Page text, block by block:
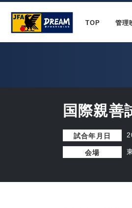
TOP 管理
国際親善
試合年月日
会場